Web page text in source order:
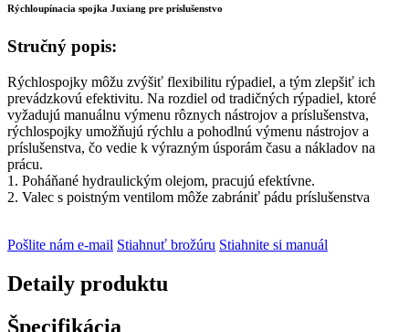
Rýchloupínacia spojka Juxiang pre príslušenstvo
Stručný popis:
Rýchlospojky môžu zvýšiť flexibilitu rýpadiel, a tým zlepšiť ich
prevádzkovú efektivitu. Na rozdiel od tradičných rýpadiel, ktoré
vyžadujú manuálnu výmenu rôznych nástrojov a príslušenstva,
rýchlospojky umožňujú rýchlu a pohodlnú výmenu nástrojov a
príslušenstva, čo vedie k výrazným úsporám času a nákladov na
prácu.
1. Poháňané hydraulickým olejom, pracujú efektívne.
2. Valec s poistným ventilom môže zabrániť pádu príslušenstva
Pošlite nám e-mail Stiahnuť brožúru Stiahnite si manuál
Detaily produktu
Špecifikácia